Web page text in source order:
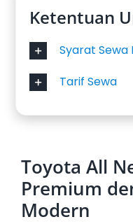
Ketentuan
Syarat Sewa
Tarif Sewa
Toyota All
Premium
Modern